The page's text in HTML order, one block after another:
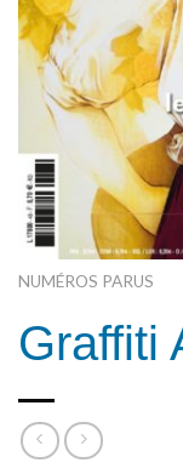
NUMÉROS PARUS
Graffiti